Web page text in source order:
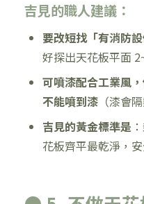
吉見的職人建議：
要改短找「有消防
好探出天花板平面
可噴漆配合工業風
不能噴到漆（漆會
吉見的黃金標準是
花板齊平最乾淨，